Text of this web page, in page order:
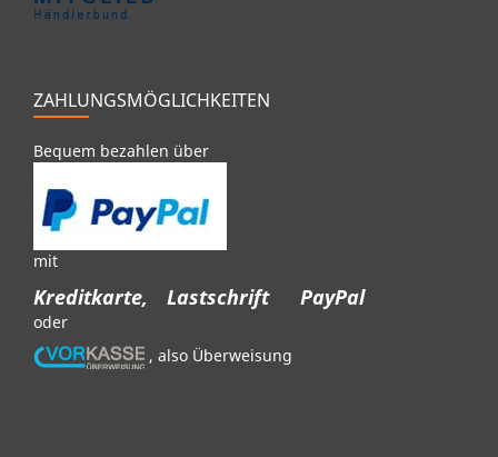
ZAHLUNGSMÖGLICHKEITEN
Bequem bezahlen über
mit
Kreditkarte, Lastschrift PayPal
oder
, also Überweisung